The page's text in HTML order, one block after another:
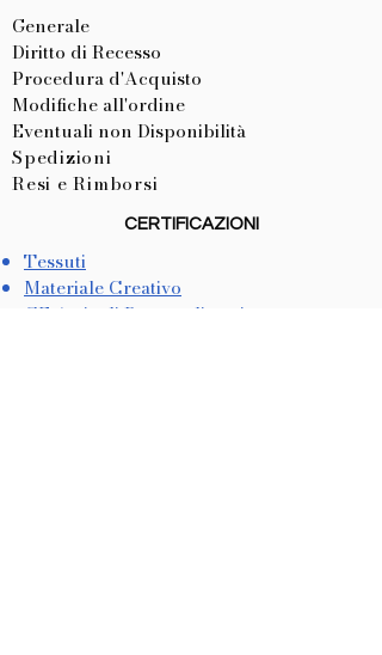
Generale
Diritto di Recesso
Procedura d'Acquisto
Modifiche all'ordine
Eventuali non Disponibilità
Spedizioni
Resi e Rimborsi
CERTIFICAZIONI
Tessuti
Materiale Creativo
CE Articoli Personalizzati